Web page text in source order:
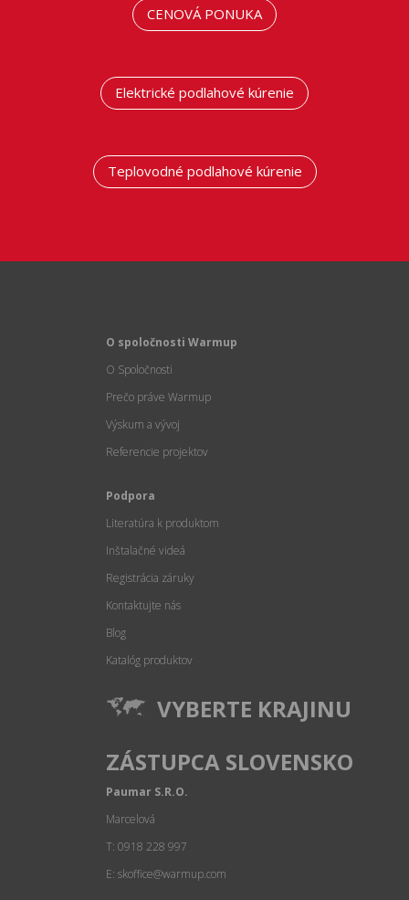
CENOVÁ PONUKA
Elektrické podlahové kúrenie
Teplovodné podlahové kúrenie
O spoločnosti Warmup
O Spoločnosti
Prečo práve Warmup
Výskum a vývoj
Referencie projektov
Podpora
Literatúra k produktom
Inštalačné videá
Registrácia záruky
Kontaktujte nás
Blog
Katalóg produktov
VYBERTE KRAJINU
ZÁSTUPCA SLOVENSKO
Paumar S.R.O.
Marcelová
T: 0918 228 997
E: skoffice@warmup.com